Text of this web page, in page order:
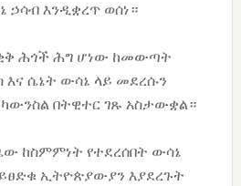
ኃሳብ እንዲቋረጥ ወሰነ።
ሕጎች ሕግ ሆነው ከመውጣት
እና ሴኔት ውሳኔ ላይ መደረሱን
በትዊተር ገጹ አስታውቋል።
ከስምምነት የተደረሰበት ውሳኔ
ኢትዮጵያውያን እያደረጉት